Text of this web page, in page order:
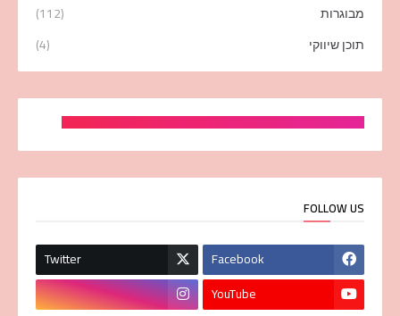
מבוגרות
(112)
תוכן שיווקי
(4)
FOLLOW US
Facebook
Twitter
YouTube